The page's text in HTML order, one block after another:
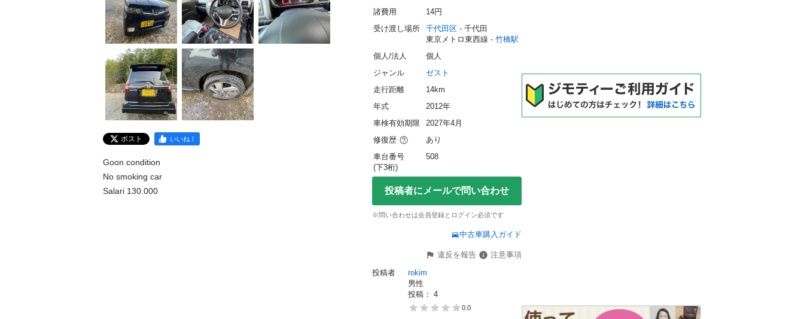
ポスト いいね！
Goon condition
No smoking car
Salari 130.000
諸費用
14円
受け渡し場所
千代田区 - 千代田
東京メトロ東西線 - 竹橋駅
個人/法人
個人
ジャンル
ゼスト
走行距離
14km
年式
2012年
車検有効期限
2027年4月
修復歴
あり
車台番号
(下3桁)
508
投稿者にメールで問い合わせ
※問い合わせは会員登録とログイン必須です
中古車購入ガイド
違反を報告
注意事項
投稿者
rokim
男性
投稿： 4
0.0